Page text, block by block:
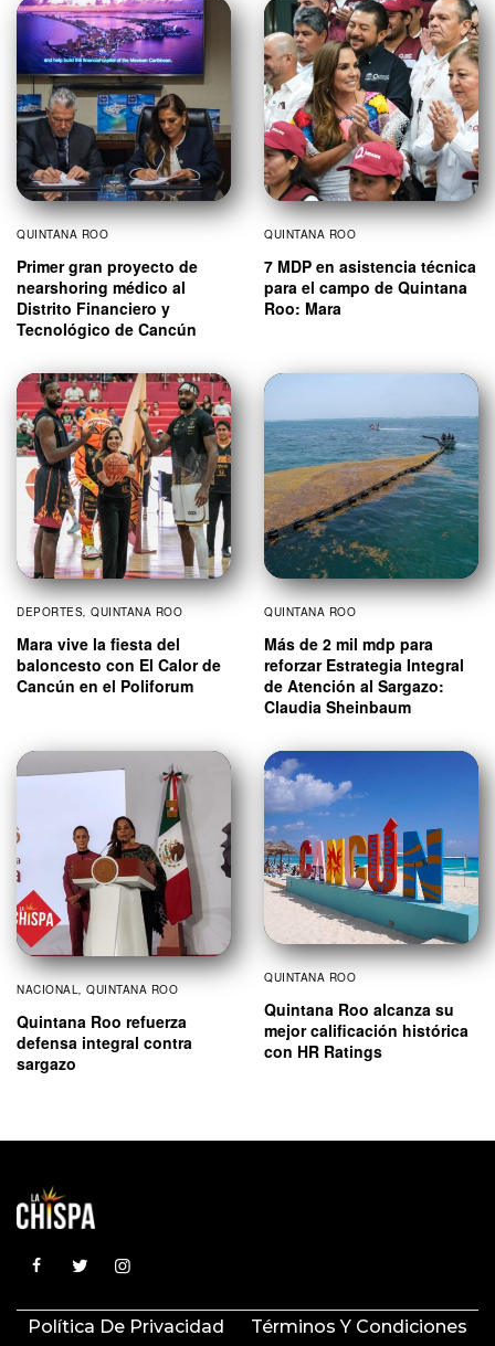
QUINTANA ROO
Primer gran proyecto de
nearshoring médico al
Distrito Financiero y
Tecnológico de Cancún
QUINTANA ROO
7 MDP en asistencia técnica
para el campo de Quintana
Roo: Mara
DEPORTES, QUINTANA ROO
Mara vive la fiesta del
baloncesto con El Calor de
Cancún en el Poliforum
QUINTANA ROO
Más de 2 mil mdp para
reforzar Estrategia Integral
de Atención al Sargazo:
Claudia Sheinbaum
NACIONAL, QUINTANA ROO
Quintana Roo refuerza
defensa integral contra
sargazo
QUINTANA ROO
Quintana Roo alcanza su
mejor calificación histórica
con HR Ratings
Política De Privacidad Términos Y Condiciones